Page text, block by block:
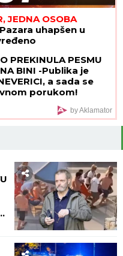
JEDNA OSOBA
uhapšen u
PREKINULA PESMU
BINI -Publika je
a sada se
porukom!
by Aklamator